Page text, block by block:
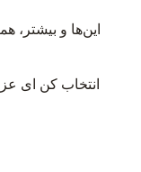
‫این‌ها و
‫انتخاب کن ای